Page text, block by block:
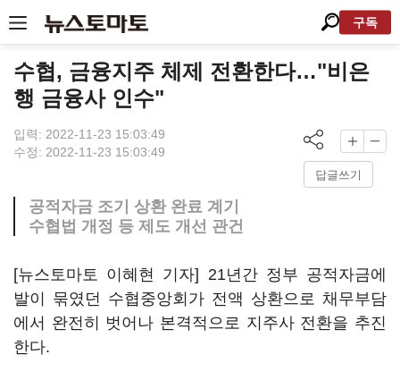
구독
수협, 금융지주 체제 전환한다…"비은
행 금융사 인수"
입력: 2022-11-23 15:03:49
수정: 2022-11-23 15:03:49
답글쓰기
공적자금 조기 상환 완료 계기
수협법 개정 등 제도 개선 관건
[뉴스토마토 이혜현 기자] 21년간 정부 공적자금에
발이 묶였던 수협중앙회가 전액 상환으로 채무부담
에서 완전히 벗어나 본격적으로 지주사 전환을 추진
한다.